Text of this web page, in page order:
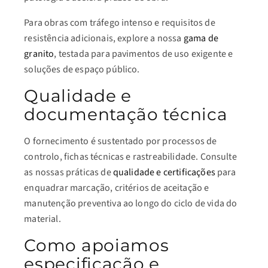
Para obras com tráfego intenso e requisitos de
resistência adicionais, explore a nossa gama de
granito, testada para pavimentos de uso exigente e
soluções de espaço público.
Qualidade e
documentação técnica
O fornecimento é sustentado por processos de
controlo, fichas técnicas e rastreabilidade. Consulte
as nossas práticas dequalidade e certificaçõespara
enquadrar marcação, critérios de aceitação e
manutenção preventiva ao longo do ciclo de vida do
material.
Como apoiamos
especificação e